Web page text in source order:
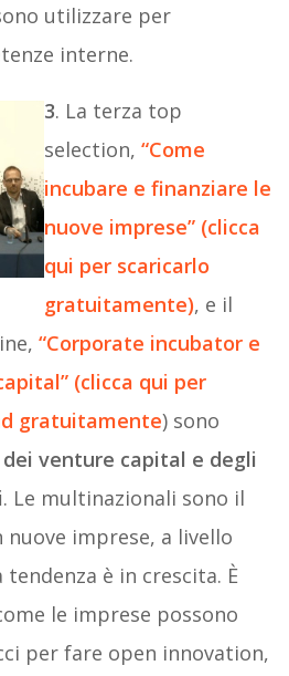
utilizzare per
interne.
3. La terza top
selection, “Come
incubare e finanziare le
nuove imprese” (clicca
qui per scaricarlo
gratuitamente), e il
“Corporate incubator e
(clicca qui per
gratuitamente) sono
venture capital e degli
. Le multinazionali sono il
imprese, a livello
è in crescita. È
le imprese possono
per fare open innovation,